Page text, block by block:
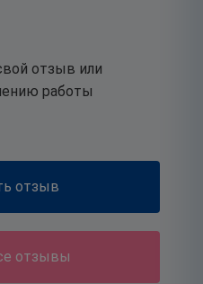
к
защитить
поведения.
отзыв или
работы
отзыв
отзывы